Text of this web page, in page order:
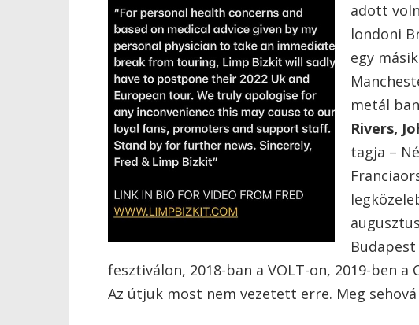
adott
londoni
egy
metál
Rivers,
tagja –
fesztiválon, 2018-ban a VOLT-on, 2019-ben
Az útjuk most nem vezetett erre. Meg sehová